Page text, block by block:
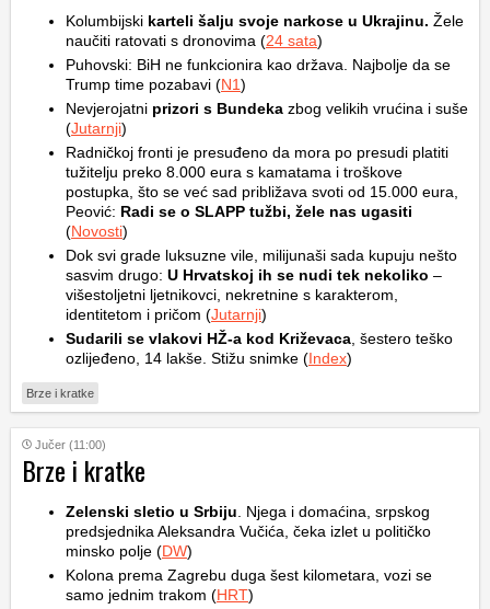
Kolumbijski karteli šalju svoje narkose u Ukrajinu. Žele
naučiti ratovati s dronovima (24 sata)
Puhovski: BiH ne funkcionira kao država. Najbolje da se
Trump time pozabavi (N1)
Nevjerojatni prizori s Bundeka zbog velikih vrućina i suše
(Jutarnji)
Radničkoj fronti je presuđeno da mora po presudi platiti
tužitelju preko 8.000 eura s kamatama i troškove
postupka, što se već sad približava svoti od 15.000 eura,
Peović: Radi se o SLAPP tužbi, žele nas ugasiti
(Novosti)
Dok svi grade luksuzne vile, milijunaši sada kupuju nešto
sasvim drugo: U Hrvatskoj ih se nudi tek nekoliko –
višestoljetni ljetnikovci, nekretnine s karakterom,
identitetom i pričom (Jutarnji)
Sudarili se vlakovi HŽ-a kod Križevaca , šestero teško
ozlijeđeno, 14 lakše. Stižu snimke (Index)
Brze i kratke
Jučer (11:00)
Brze i kratke
Zelenski sletio u Srbiju . Njega i domaćina, srpskog
predsjednika Aleksandra Vučića, čeka izlet u političko
minsko polje (DW)
Kolona prema Zagrebu duga šest kilometara, vozi se
samo jednim trakom (HRT)